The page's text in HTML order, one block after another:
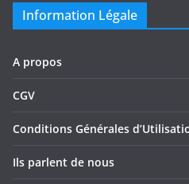
Information Légale
A propos
CGV
Conditions Générales
Ils parlent de nous